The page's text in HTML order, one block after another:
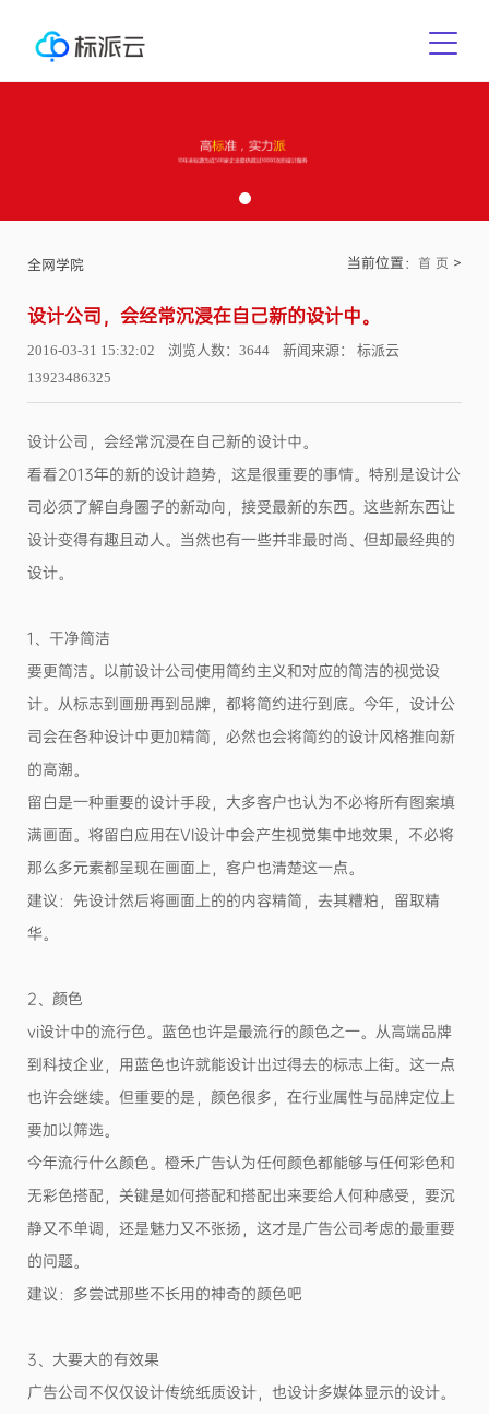
全网学院 当前位置： 首 页 >
设计公司，会经常沉浸在自己新的设计中。
2016-03-31 15:32:02 浏览人数：3644 新闻来源： 标派云
13923486325
设计公司，会经常沉浸在自己新的设计中。
看看2013年的新的设计趋势，这是很重要的事情。特别是设计公
司必须了解自身圈子的新动向，接受最新的东西。这些新东西让
设计变得有趣且动人。当然也有一些并非最时尚、但却最经典的
设计。
1、干净简洁
要更简洁。以前设计公司使用简约主义和对应的简洁的视觉设
计。从标志到画册再到品牌，都将简约进行到底。今年，设计公
司会在各种设计中更加精简，必然也会将简约的设计风格推向新
的高潮。
留白是一种重要的设计手段，大多客户也认为不必将所有图案填
满画面。将留白应用在VI设计中会产生视觉集中地效果，不必将
那么多元素都呈现在画面上，客户也清楚这一点。
建议：先设计然后将画面上的的内容精简，去其糟粕，留取精
华。
2、颜色
vi设计中的流行色。蓝色也许是最流行的颜色之一。从高端品牌
到科技企业，用蓝色也许就能设计出过得去的标志上街。这一点
也许会继续。但重要的是，颜色很多，在行业属性与品牌定位上
要加以筛选。
今年流行什么颜色。橙禾广告认为任何颜色都能够与任何彩色和
无彩色搭配，关键是如何搭配和搭配出来要给人何种感受，要沉
静又不单调，还是魅力又不张扬，这才是广告公司考虑的最重要
的问题。
建议：多尝试那些不长用的神奇的颜色吧
3、大要大的有效果
广告公司不仅仅设计传统纸质设计，也设计多媒体显示的设计。